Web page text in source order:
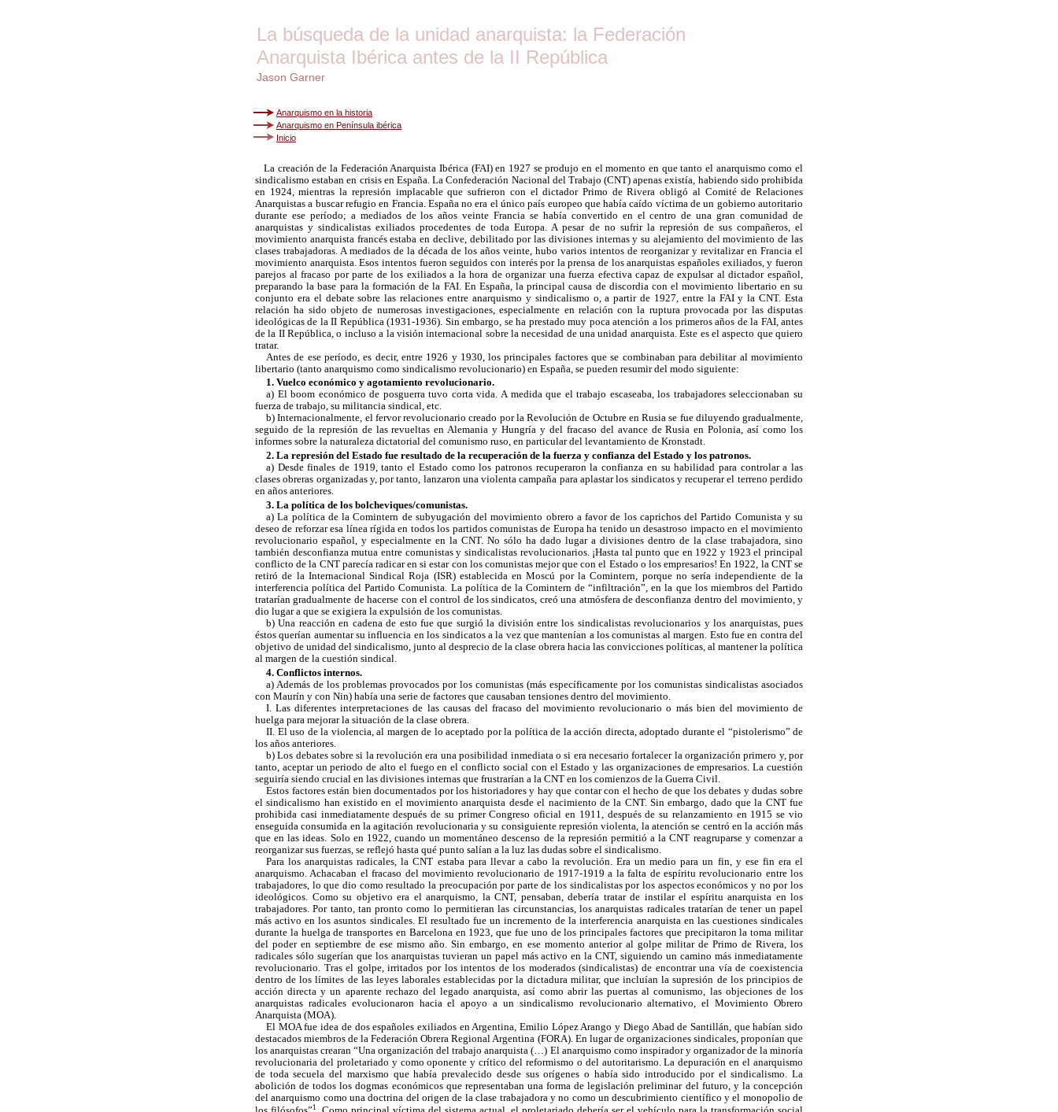
La búsqueda de la unidad anarquista: la Federación
Anarquista Ibérica antes de la II República
Jason Garner
La creación de la Federación Anarquista Ibérica (FAI) en 1927 se produjo en el momento en que tanto el anarquismo como el
sindicalismo estaban en crisis en España. La Confederación Nacional del Trabajo (CNT) apenas existía, habiendo sido prohibida
en 1924, mientras la represión implacable que sufrieron con el dictador Primo de Rivera obligó al Comité de Relaciones
Anarquistas a buscar refugio en Francia. España no era el único país europeo que había caído víctima de un gobierno autoritario
durante ese período; a mediados de los años veinte Francia se había convertido en el centro de una gran comunidad de
anarquistas y sindicalistas exiliados procedentes de toda Europa. A pesar de no sufrir la represión de sus compañeros, el
movimiento anarquista francés estaba en declive, debilitado por las divisiones internas y su alejamiento del movimiento de las
clases trabajadoras. A mediados de la década de los años veinte, hubo varios intentos de reorganizar y revitalizar en Francia el
movimiento anarquista. Esos intentos fueron seguidos con interés por la prensa de los anarquistas españoles exiliados, y fueron
parejos al fracaso por parte de los exiliados a la hora de organizar una fuerza efectiva capaz de expulsar al dictador español,
preparando la base para la formación de la FAI. En España, la principal causa de discordia con el movimiento libertario en su
conjunto era el debate sobre las relaciones entre anarquismo y sindicalismo o, a partir de 1927, entre la FAI y la CNT. Esta
relación ha sido objeto de numerosas investigaciones, especialmente en relación con la ruptura provocada por las disputas
ideológicas de la II República (1931-1936). Sin embargo, se ha prestado muy poca atención a los primeros años de la FAI, antes
de la II República, o incluso a la visión internacional sobre la necesidad de una unidad anarquista. Este es el aspecto que quiero
tratar.
Antes de ese período, es decir, entre 1926 y 1930, los principales factores que se combinaban para debilitar al movimiento
libertario (tanto anarquismo como sindicalismo revolucionario) en España, se pueden resumir del modo siguiente:
1. Vuelco económico y agotamiento revolucionario.
a) El boom económico de posguerra tuvo corta vida. A medida que el trabajo escaseaba, los trabajadores seleccionaban su
fuerza de trabajo, su militancia sindical, etc.
b) Internacionalmente, el fervor revolucionario creado por la Revolución de Octubre en Rusia se fue diluyendo gradualmente,
seguido de la represión de las revueltas en Alemania y Hungría y del fracaso del avance de Rusia en Polonia, así como los
informes sobre la naturaleza dictatorial del comunismo ruso, en particular del levantamiento de Kronstadt.
2. La represión del Estado fue resultado de la recuperación de la fuerza y confianza del Estado y los patronos.
a) Desde finales de 1919, tanto el Estado como los patronos recuperaron la confianza en su habilidad para controlar a las
clases obreras organizadas y, por tanto, lanzaron una violenta campaña para aplastar los sindicatos y recuperar el terreno perdido
en años anteriores.
3. La política de los bolcheviques/comunistas.
a) La política de la Comintern de subyugación del movimiento obrero a favor de los caprichos del Partido Comunista y su
deseo de reforzar esa línea rígida en todos los partidos comunistas de Europa ha tenido un desastroso impacto en el movimiento
revolucionario español, y especialmente en la CNT. No sólo ha dado lugar a divisiones dentro de la clase trabajadora, sino
también desconfianza mutua entre comunistas y sindicalistas revolucionarios. ¡Hasta tal punto que en 1922 y 1923 el principal
conflicto de la CNT parecía radicar en si estar con los comunistas mejor que con el Estado o los empresarios! En 1922, la CNT se
retiró de la Internacional Sindical Roja (ISR) establecida en Moscú por la Comintern, porque no sería independiente de la
interferencia política del Partido Comunista. La política de la Comintern de “infiltración”, en la que los miembros del Partido
tratarían gradualmente de hacerse con el control de los sindicatos, creó una atmósfera de desconfianza dentro del movimiento, y
dio lugar a que se exigiera la expulsión de los comunistas.
b) Una reacción en cadena de esto fue que surgió la división entre los sindicalistas revolucionarios y los anarquistas, pues
éstos querían aumentar su influencia en los sindicatos a la vez que mantenían a los comunistas al margen. Esto fue en contra del
objetivo de unidad del sindicalismo, junto al desprecio de la clase obrera hacia las convicciones políticas, al mantener la política
al margen de la cuestión sindical.
4. Conflictos internos.
a) Además de los problemas provocados por los comunistas (más específicamente por los comunistas sindicalistas asociados
con Maurín y con Nin) había una serie de factores que causaban tensiones dentro del movimiento.
I. Las diferentes interpretaciones de las causas del fracaso del movimiento revolucionario o más bien del movimiento de
huelga para mejorar la situación de la clase obrera.
II. El uso de la violencia, al margen de lo aceptado por la política de la acción directa, adoptado durante el “pistolerismo” de
los años anteriores.
b) Los debates sobre si la revolución era una posibilidad inmediata o si era necesario fortalecer la organización primero y, por
tanto, aceptar un periodo de alto el fuego en el conflicto social con el Estado y las organizaciones de empresarios. La cuestión
seguiría siendo crucial en las divisiones internas que frustrarían a la CNT en los comienzos de la Guerra Civil.
Estos factores están bien documentados por los historiadores y hay que contar con el hecho de que los debates y dudas sobre
el sindicalismo han existido en el movimiento anarquista desde el nacimiento de la CNT. Sin embargo, dado que la CNT fue
prohibida casi inmediatamente después de su primer Congreso oficial en 1911, después de su relanzamiento en 1915 se vio
enseguida consumida en la agitación revolucionaria y su consiguiente represión violenta, la atención se centró en la acción más
que en las ideas. Solo en 1922, cuando un momentáneo descenso de la represión permitió a la CNT reagruparse y comenzar a
reorganizar sus fuerzas, se reflejó hasta qué punto salían a la luz las dudas sobre el sindicalismo.
Para los anarquistas radicales, la CNT estaba para llevar a cabo la revolución. Era un medio para un fin, y ese fin era el
anarquismo. Achacaban el fracaso del movimiento revolucionario de 1917-1919 a la falta de espíritu revolucionario entre los
trabajadores, lo que dio como resultado la preocupación por parte de los sindicalistas por los aspectos económicos y no por los
ideológicos. Como su objetivo era el anarquismo, la CNT, pensaban, debería tratar de instilar el espíritu anarquista en los
trabajadores. Por tanto, tan pronto como lo permitieran las circunstancias, los anarquistas radicales tratarían de tener un papel
más activo en los asuntos sindicales. El resultado fue un incremento de la interferencia anarquista en las cuestiones sindicales
durante la huelga de transportes en Barcelona en 1923, que fue uno de los principales factores que precipitaron la toma militar
del poder en septiembre de ese mismo año. Sin embargo, en ese momento anterior al golpe militar de Primo de Rivera, los
radicales sólo sugerían que los anarquistas tuvieran un papel más activo en la CNT, siguiendo un camino más inmediatamente
revolucionario. Tras el golpe, irritados por los intentos de los moderados (sindicalistas) de encontrar una vía de coexistencia
dentro de los límites de las leyes laborales establecidas por la dictadura militar, que incluían la supresión de los principios de
acción directa y un aparente rechazo del legado anarquista, así como abrir las puertas al comunismo, las objeciones de los
anarquistas radicales evolucionaron hacia el apoyo a un sindicalismo revolucionario alternativo, el Movimiento Obrero
Anarquista (MOA).
El MOA fue idea de dos españoles exiliados en Argentina, Emilio López Arango y Diego Abad de Santillán, que habían sido
destacados miembros de la Federación Obrera Regional Argentina (FORA). En lugar de organizaciones sindicales, proponían que
los anarquistas crearan “Una organización del trabajo anarquista (…) El anarquismo como inspirador y organizador de la minoría
revolucionaria del proletariado y como oponente y crítico del reformismo o del autoritarismo. La depuración en el anarquismo
de toda secuela del marxismo que había prevalecido desde sus orígenes o había sido introducido por el sindicalismo. La
abolición de todos los dogmas económicos que representaban una forma de legislación preliminar del futuro, y la concepción
del anarquismo como una doctrina del origen de la clase trabajadora y no como un descubrimiento científico y el monopolio de
los filósofos” 1
. Como principal víctima del sistema actual, el proletariado debería ser el vehículo para la transformación social
Anarquismo en la historia
Anarquismo en Península ibérica
Inicio